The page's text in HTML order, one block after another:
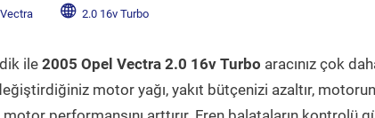
Vectra 2.0 16v Turbo
ile 2005 Opel Vectra 2.0 16v Turbo aracınız çok
motor yağı, yakıt bütçenizi azaltır,